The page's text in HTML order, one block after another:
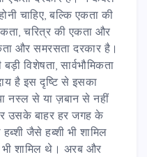
चाहिए, बल्कि एकता की
चरित्र की एकता और
और समरसता दरकार है।
विशेषता, सार्वभौमिकता
है इस दृष्टि से इसका
नस्ल से या ज़बान से नहीं
उसके बाहर हर जगह के
जैसे हब्शी भी शामिल
शामिल थे। अरब और